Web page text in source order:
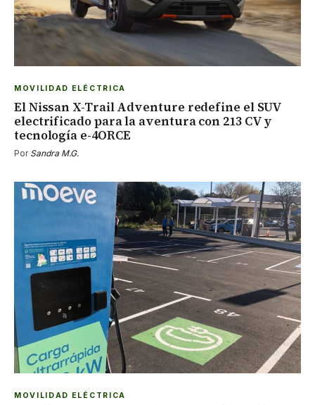
MOVILIDAD ELÉCTRICA
El Nissan X-Trail Adventure redefine el SUV
electrificado para la aventura con 213 CV y
tecnología e-4ORCE
Por Sandra M.G.
MOVILIDAD ELÉCTRICA